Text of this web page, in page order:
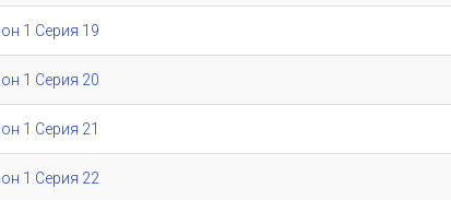
1 Серия 19
1 Серия 20
1 Серия 21
1 Серия 22